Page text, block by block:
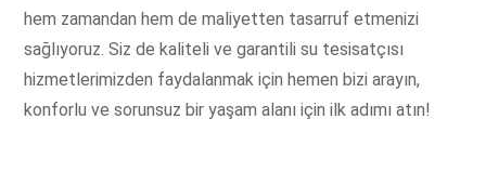
hem zamandan hem de maliyetten tasarruf etmenizi
sağlıyoruz. Siz de kaliteli ve garantili su tesisatçısı
hizmetlerimizden faydalanmak için hemen bizi arayın,
konforlu ve sorunsuz bir yaşam alanı için ilk adımı atın!